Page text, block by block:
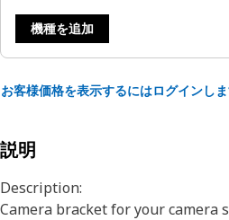
機種を追加
お客様価格を表示するにはログインし
説明
Description:
Camera bracket for your camera